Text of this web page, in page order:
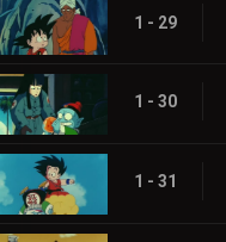
1 - 29
1 - 30
1 - 31